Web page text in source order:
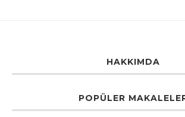
HAKKIMDA
POPÜLER